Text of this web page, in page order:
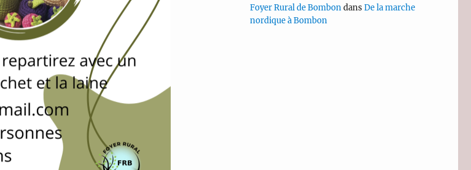
Foyer Rural de BombondansDe la marche
nordique à Bombon